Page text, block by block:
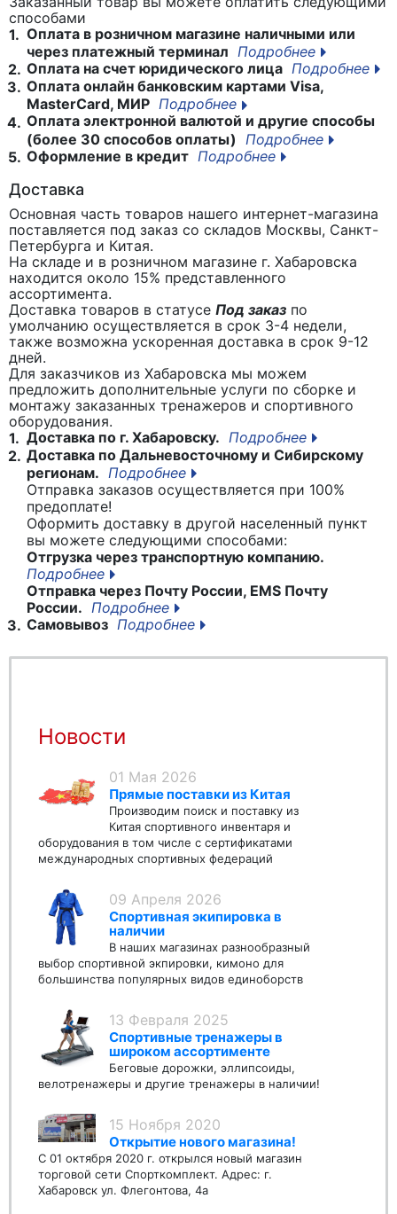
способами
1. Оплата в розничном магазине наличными или
через платежный терминал Подробнее
2. Оплата на счет юридического лица Подробнее
3. Оплата онлайн банковским картами Visa,
MasterCard, МИР Подробнее
4. Оплата электронной валютой и другие способы
(более 30 способов оплаты)
Подробнее
5. Оформление в кредит Подробнее
Доставка
Основная часть товаров нашего интернет-магазина
поставляется под заказ со складов Москвы, Санкт-
Петербурга и Китая.
На складе и в розничном магазине г. Хабаровска
находится около 15% представленного
ассортимента.
Доставка товаров в статусе Под заказ по
умолчанию осуществляется в срок 3-4 недели,
также возможна ускоренная доставка в срок 9-12
дней.
Для заказчиков из Хабаровска мы можем
предложить дополнительные услуги по сборке и
монтажу заказанных тренажеров и спортивного
оборудования.
1. Доставка по г. Хабаровску. Подробнее
2. Доставка по Дальневосточному и Сибирскому
регионам. Подробнее
Отправка заказов осуществляется при 100%
предоплате!
Оформить доставку в другой населенный пункт
вы можете следующими способами:
Отгрузка через транспортную компанию.
Подробнее
Отправка через Почту России, EMS Почту
России. Подробнее
3. Самовывоз Подробнее
Новости
01 Мая 2026
Прямые поставки из Китая
Производим поиск и поставку из
Китая спортивного инвентаря и
оборудования в том числе с сертификатами
международных спортивных федераций
09 Апреля 2026
Спортивная экипировка в
наличии
В наших магазинах разнообразный
выбор спортивной экпировки, кимоно для
большинства популярных видов единоборств
13 Февраля 2025
Спортивные тренажеры в
широком ассортименте
Беговые дорожки, эллипсоиды,
велотренажеры и другие тренажеры в наличии!
15 Ноября 2020
Открытие нового магазина!
С 01 октября 2020 г. открылся новый магазин
торговой сети Спорткомплект. Адрес: г.
Хабаровск ул. Флегонтова, 4а